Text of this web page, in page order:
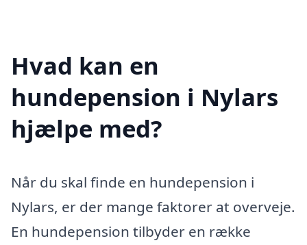
Hvad kan en
hundepension i Nylars
hjælpe med?
Når du skal finde en hundepension i
Nylars, er der mange faktorer at overveje.
En hundepension tilbyder en række